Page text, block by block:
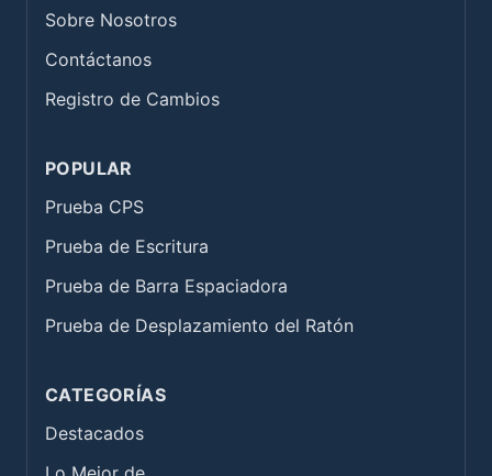
Sobre Nosotros
Contáctanos
Registro de Cambios
POPULAR
Prueba CPS
Prueba de Escritura
Prueba de Barra Espaciadora
Prueba de Desplazamiento del Ratón
CATEGORÍAS
Destacados